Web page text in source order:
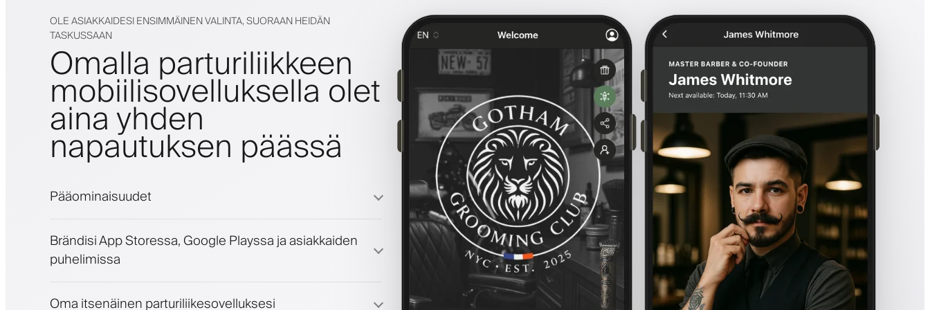
OLE ASIAKKAIDESI ENSIMMÄINEN VALINTA, SUORAAN HEIDÄN
TASKUSSAAN
Omalla parturiliikkeen
mobiilisovelluksella olet
aina yhden
napautuksen päässä
Pääominaisuudet
Maksut, vakuusmaksu
Myy kauneudenhoitotuotteita
Brändisi App Storessa, Google Playssa ja asiakkaiden
puhelimissa
Oma itsenäinen parturiliikesovelluksesi